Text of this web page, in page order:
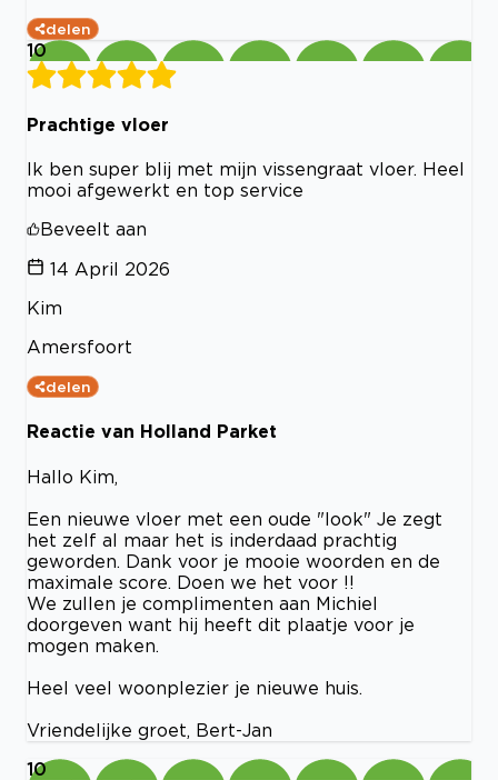
delen
10
Prachtige vloer
Ik ben super blij met mijn vissengraat vloer. Heel
mooi afgewerkt en top service
Beveelt aan
14 April 2026
Kim
Amersfoort
delen
Reactie van Holland Parket
Hallo Kim,
Een nieuwe vloer met een oude "look" Je zegt
het zelf al maar het is inderdaad prachtig
geworden. Dank voor je mooie woorden en de
maximale score. Doen we het voor !!
We zullen je complimenten aan Michiel
doorgeven want hij heeft dit plaatje voor je
mogen maken.
Heel veel woonplezier je nieuwe huis.
Vriendelijke groet, Bert-Jan
10